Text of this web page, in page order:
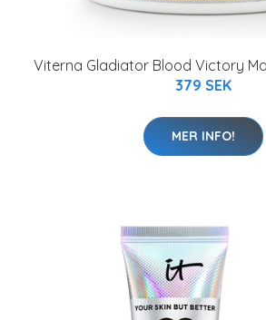
Viterna Gladiator Blood Victory
379 SEK
MER INFO!